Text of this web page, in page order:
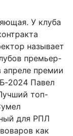
У клуба
называет
премьер-
премии
Павел
топ-
для РПЛ
как